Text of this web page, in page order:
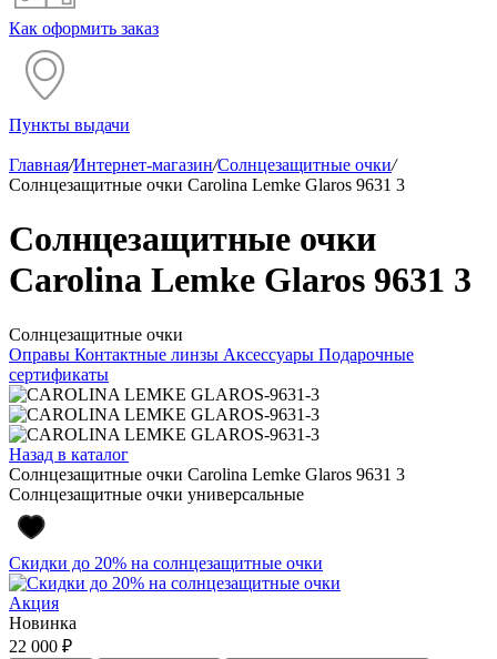
Как оформить заказ
Пункты выдачи
Главная/Интернет-магазин/Солнцезащитные очки/
Солнцезащитные очки Carolina Lemke Glaros 9631 3
Солнцезащитные очки
Carolina Lemke Glaros 9631 3
Солнцезащитные очки
Оправы Контактные линзы Аксессуары Подарочные
сертификаты
Назад в каталог
Солнцезащитные очки Carolina Lemke Glaros 9631 3
Солнцезащитные очки универсальные
Скидки до 20% на солнцезащитные очки
Акция
Новинка
22 000 ₽